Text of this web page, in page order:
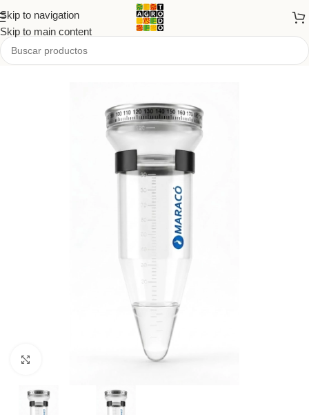
Skip to navigation
Skip to main content
Tienda